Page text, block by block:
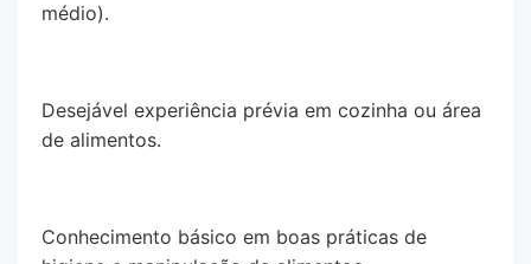
médio).
Desejável experiência prévia em cozinha ou área
de alimentos.
Conhecimento básico em boas práticas de